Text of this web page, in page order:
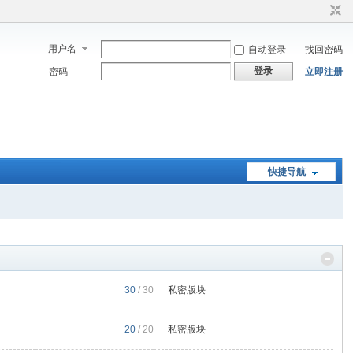
用户名 自动登录
找回密码
密码
登录 立即注册
快捷导航
30 / 30 私密版块
20 / 20 私密版块